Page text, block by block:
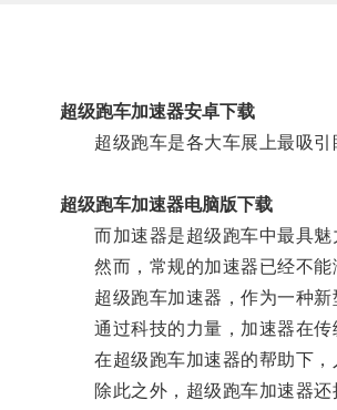
超级跑车加速器安卓下载
超级跑车是各大车展上最吸引
超级跑车加速器电脑版下载
而加速器是超级跑车中最具魅
然而，常规的加速器已经不能
超级跑车加速器，作为一种新
通过科技的力量，加速器在传
在超级跑车加速器的帮助下，
除此之外，超级跑车加速器还